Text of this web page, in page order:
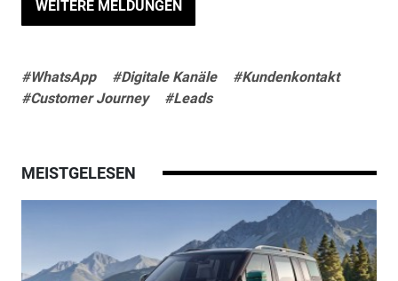
WEITERE MELDUNGEN
#WhatsApp #Digitale Kanäle
#Kundenkontakt
#Customer Journey
#Leads
MEISTGELESEN